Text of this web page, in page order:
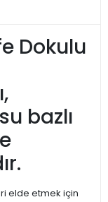
Dokulu
bazlı
elde etmek için